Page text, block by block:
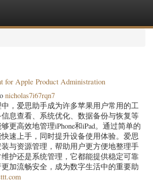
for Apple Product Administration
nicholas7i67rqn7
，爱思助手成为许多苹果用户常用的工
息查看、系统优化、数据备份与恢复等
更高效地管理iPhone和iPad。通过简单的
速上手，同时提升设备使用体验。爱思
与资源管理，帮助用户更方便地整理手
护还是系统管理，它都能提供稳定可靠
加流畅安全，成为数字生活中的重要助